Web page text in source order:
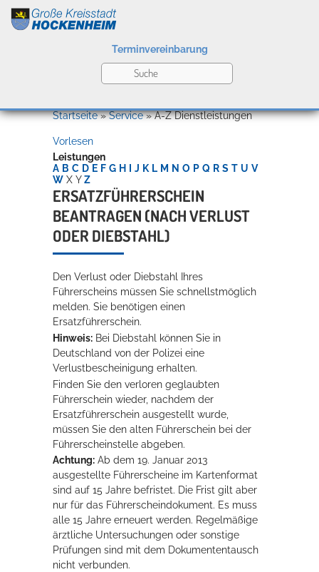
Kultur
Bildung
Wirtschaft
Rathaus
Service
Terminvereinbarung
Willkommen in Hockenheim
Konzerte, Tagungen und vieles mehr
Die Stadthalle Hockenheim bietet den perfekten Standort für Events
mehr dazu...
Startseite»Service»A-Z Dienstleistungen
Vorlesen
Leistungen
A B C D E F G H J K L M N O P Q R S T U V
W X Y Z
ERSATZFÜHRERSCHEIN
BEANTRAGEN (NACH VERLUST
ODER DIEBSTAHL)
Den Verlust oder Diebstahl Ihres
Führerscheins müssen Sie schnellstmöglich
melden. Sie benötigen einen
Ersatzführerschein.
Hinweis: Bei Diebstahl können Sie in
Deutschland von der Polizei eine
Verlustbescheinigung erhalten.
Finden Sie den verloren geglaubten
Führerschein wieder, nachdem der
Ersatzführerschein ausgestellt wurde,
müssen Sie den alten Führerschein bei der
Führerscheinstelle abgeben.
Achtung: Ab dem 19. Januar 2013
ausgestellte Führerscheine im Kartenformat
sind auf 15 Jahre befristet. Die Frist gilt aber
nur für das Führerscheindokument. Es muss
alle 15 Jahre erneuert werden. Regelmäßige
ärztliche Untersuchungen oder sonstige
Prüfungen sind mit dem Dokumententausch
nicht verbunden.